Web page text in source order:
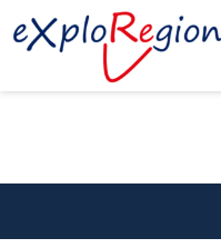
Cookie-Einstellungen